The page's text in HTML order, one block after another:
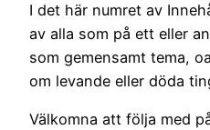
I det här numret av
av alla som på ett eller
som gemensamt tema,
om levande eller döda
Välkomna att följa med